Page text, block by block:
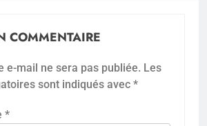
COMMENTAIRE
e-mail ne sera pas publiée. Les
sont indiqués avec *
*